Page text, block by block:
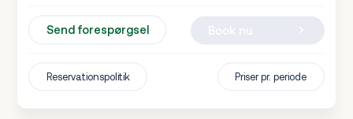
Send forespørgsel
Reservationspolitik Priser pr. periode